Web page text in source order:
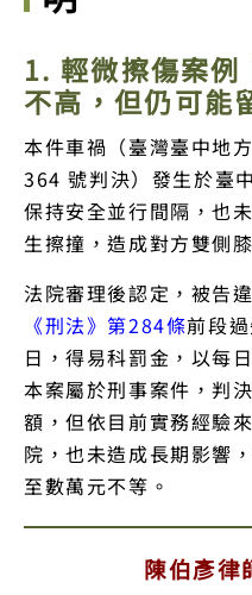
1. 輕微擦傷案例
不高，但仍可能
本件車禍（臺灣臺中地
364 號判決）發生於臺
保持安全並行間隔，也
生擦撞，造成對方雙側
法院審理後認定，被告
《刑法》第284條前段
日，得易科罰金，以每
本案屬於刑事案件，判
額，但依目前實務經驗
院，也未造成長期影響
至數萬元不等。
陳伯彥律